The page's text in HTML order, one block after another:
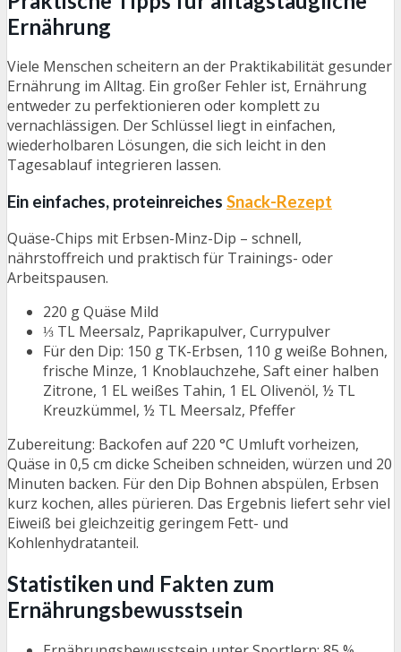
Ernährung
Viele Menschen scheitern an der Praktikabilität gesunder
Ernährung im Alltag. Ein großer Fehler ist, Ernährung
entweder zu perfektionieren oder komplett zu
vernachlässigen. Der Schlüssel liegt in einfachen,
wiederholbaren Lösungen, die sich leicht in den
Tagesablauf integrieren lassen.
Ein einfaches, proteinreiches Snack-Rezept
Quäse-Chips mit Erbsen-Minz-Dip – schnell,
nährstoffreich und praktisch für Trainings- oder
Arbeitspausen.
220 g Quäse Mild
⅓ TL Meersalz, Paprikapulver, Currypulver
Für den Dip: 150 g TK-Erbsen, 110 g weiße Bohnen,
frische Minze, 1 Knoblauchzehe, Saft einer halben
Zitrone, 1 EL weißes Tahin, 1 EL Olivenöl, ½ TL
Kreuzkümmel, ½ TL Meersalz, Pfeffer
Zubereitung: Backofen auf 220 °C Umluft vorheizen,
Quäse in 0,5 cm dicke Scheiben schneiden, würzen und 20
Minuten backen. Für den Dip Bohnen abspülen, Erbsen
kurz kochen, alles pürieren. Das Ergebnis liefert sehr viel
Eiweiß bei gleichzeitig geringem Fett- und
Kohlenhydratanteil.
Statistiken und Fakten zum
Ernährungsbewusstsein